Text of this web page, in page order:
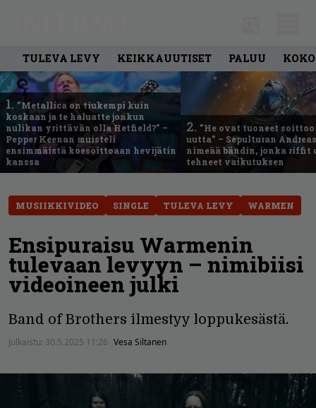
TULEVA LEVY KEIKKAUUTISET PALUU
1. ”Metallica on tiukempi kuin
koskaan ja te haluatte jonkun
nulikan yrittävän olla Hetfield?” –
Pepper Keenan muisteli
ensimmäistä koesoittoaan hevijätin
kanssa
2. ”He ovat tuoneet
uutta” – Sepulturan
nimeää bändin, jonka riffit
tehneet vaikutuksen
MUSIIKKIVIDEO SINGLE TULEVA LEVY WARMEN
Ensipuraisu Warmenin
tulevaan levyyn – nimibiisi
videoineen julki
Band of Brothers ilmestyy loppukesästä.
Julkaistu: 30.5.2025 11:26 Vesa Siltanen